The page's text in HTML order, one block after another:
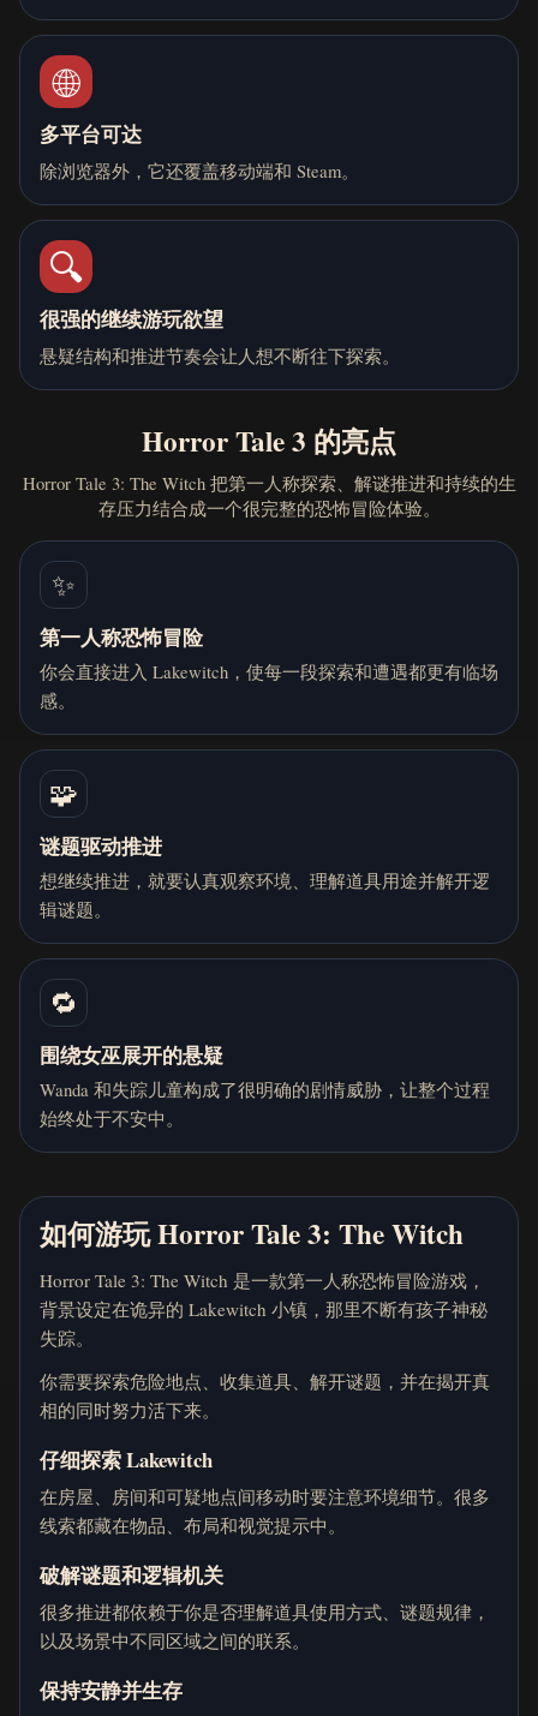
🌐
多平台可达
除浏览器外，它还覆盖移动端和 Steam。
🔍
很强的继续游玩欲望
悬疑结构和推进节奏会让人想不断往下探索。
Horror Tale 3 的亮点
Horror Tale 3: The Witch 把第一人称探索、解谜推进和持续的生
存压力结合成一个很完整的恐怖冒险体验。
✨
第一人称恐怖冒险
你会直接进入 Lakewitch，使每一段探索和遭遇都更有临场
感。
🧩
谜题驱动推进
想继续推进，就要认真观察环境、理解道具用途并解开逻
辑谜题。
🔁
围绕女巫展开的悬疑
Wanda 和失踪儿童构成了很明确的剧情威胁，让整个过程
始终处于不安中。
如何游玩 Horror Tale 3: The Witch
Horror Tale 3: The Witch 是一款第一人称恐怖冒险游戏，
背景设定在诡异的 Lakewitch 小镇，那里不断有孩子神秘
失踪。
你需要探索危险地点、收集道具、解开谜题，并在揭开真
相的同时努力活下来。
仔细探索 Lakewitch
在房屋、房间和可疑地点间移动时要注意环境细节。很多
线索都藏在物品、布局和视觉提示中。
破解谜题和逻辑机关
很多推进都依赖于你是否理解道具使用方式、谜题规律，
以及场景中不同区域之间的联系。
保持安静并生存